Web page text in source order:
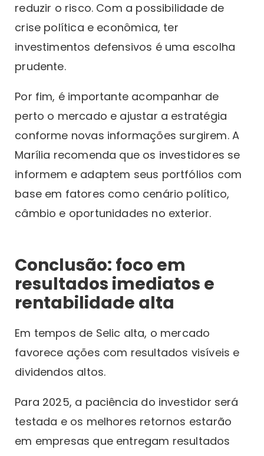
reduzir o risco. Com a possibilidade de
crise política e econômica, ter
investimentos defensivos é uma escolha
prudente.
Por fim, é importante acompanhar de
perto o mercado e ajustar a estratégia
conforme novas informações surgirem. A
Marília recomenda que os investidores se
informem e adaptem seus portfólios com
base em fatores como cenário político,
câmbio e oportunidades no exterior.
Conclusão: foco em
resultados imediatos e
rentabilidade alta
Em tempos de Selic alta, o mercado
favorece ações com resultados visíveis e
dividendos altos.
Para 2025, a paciência do investidor será
testada e os melhores retornos estarão
em empresas que entregam resultados